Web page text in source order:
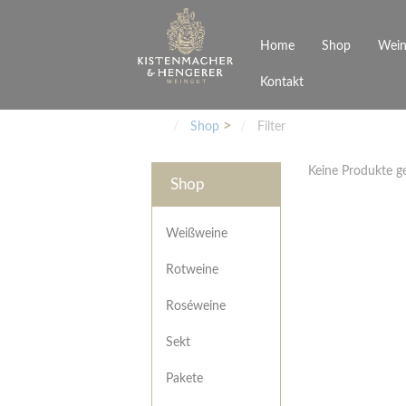
Home Shop
Weißweine
Roséweine
Junges Schwaben
Veranstaltungen
Kontakt
Shop Filter
Shop
Weißweine
Rotweine
Roséweine
Sekt
Pakete
Keine Produkte